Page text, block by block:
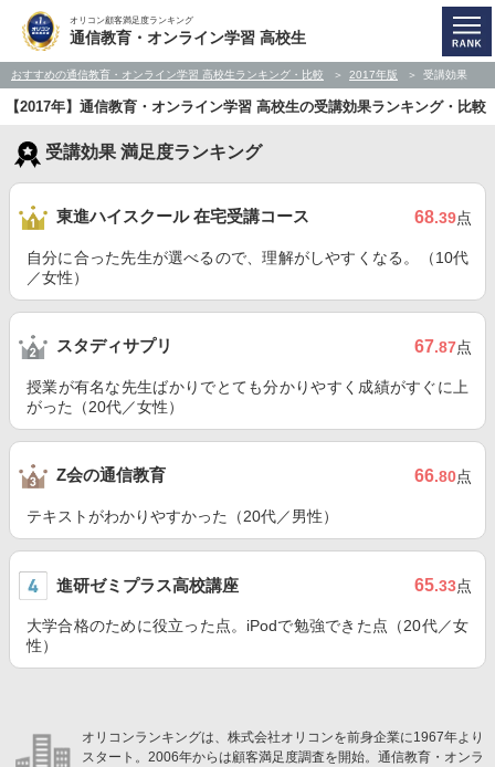
オリコン顧客満足度ランキング
通信教育・オンライン学習 高校生
おすすめの通信教育・オンライン学習 高校生ランキング・比較 2017年版 受講効果
【2017年】通信教育・オンライン学習 高校生の受講効果ランキング・比較
受講効果 満足度ランキング
東進ハイスクール 在宅受講コース 68.39点
自分に合った先生が選べるので、理解がしやすくなる。（10代
／女性）
スタディサプリ 67.87点
授業が有名な先生ばかりでとても分かりやすく成績がすぐに上
がった（20代／女性）
Z会の通信教育 66.80点
テキストがわかりやすかった（20代／男性）
進研ゼミプラス高校講座 65.33点
大学合格のために役立った点。iPodで勉強できた点（20代／女
性）
オリコンランキングは、株式会社オリコンを前身企業に1967年より
スタート。2006年からは顧客満足度調査を開始。通信教育・オンラ